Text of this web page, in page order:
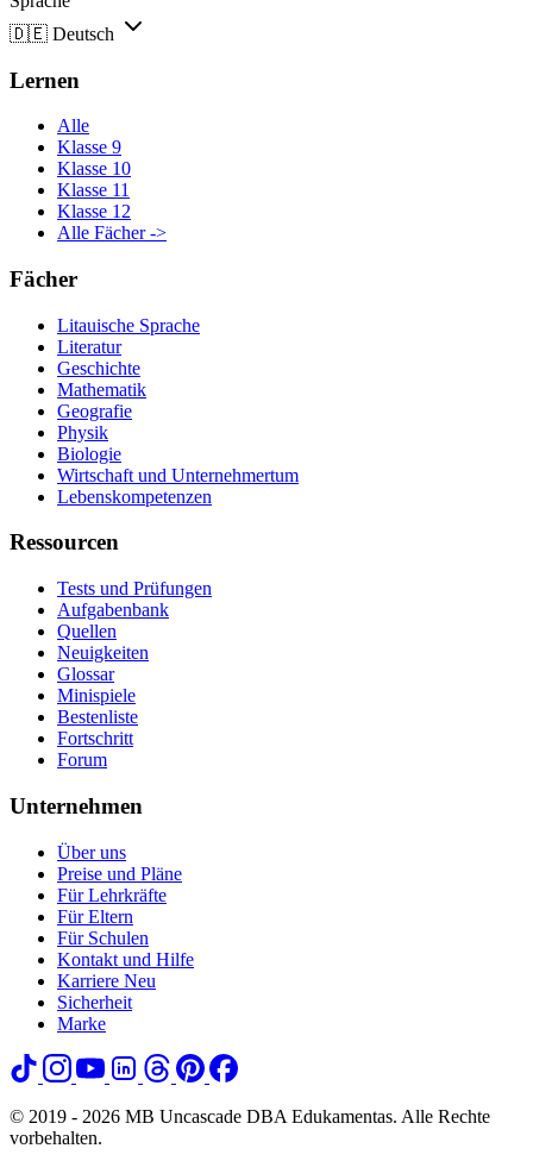
🇩🇪 Deutsch
Lernen
Alle
Klasse 9
Klasse 10
Klasse 11
Klasse 12
Alle Fächer ->
Fächer
Litauische Sprache
Literatur
Geschichte
Mathematik
Geografie
Physik
Biologie
Wirtschaft und Unternehmertum
Lebenskompetenzen
Ressourcen
Tests und Prüfungen
Aufgabenbank
Quellen
Neuigkeiten
Glossar
Minispiele
Bestenliste
Fortschritt
Forum
Unternehmen
Über uns
Preise und Pläne
Für Lehrkräfte
Für Eltern
Für Schulen
Kontakt und Hilfe
Karriere Neu
Sicherheit
Marke
© 2019 - 2026 MB Uncascade DBA Edukamentas. Alle Rechte
vorbehalten.